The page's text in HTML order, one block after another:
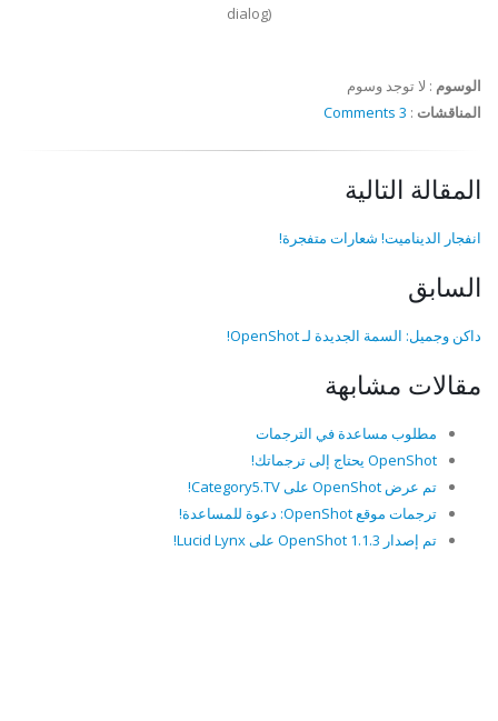
dialog)
الوسوم : لا توجد وسوم
المناقشات :
3 Comments
المقالة التالية
انفجار الديناميت! شعارات متفجرة!
السابق
داكن وجميل: السمة الجديدة لـ OpenShot!
مقالات مشابهة
مطلوب مساعدة في الترجمات
OpenShot يحتاج إلى ترجماتك!
تم عرض OpenShot على Category5.TV!
ترجمات موقع OpenShot: دعوة للمساعدة!
تم إصدار OpenShot 1.1.3 على Lucid Lynx!